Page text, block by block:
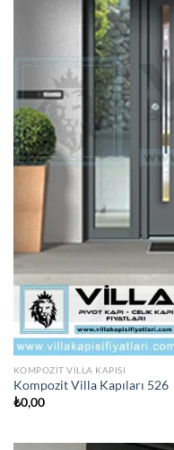
KOMPOZIT VILLA KAPISI
Kompozit Villa Kapıları 526
₺0,00